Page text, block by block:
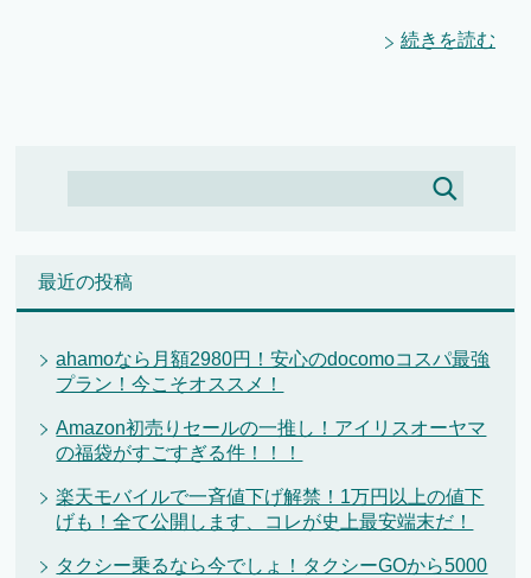
続きを読む
最近の投稿
ahamoなら月額2980円！安心のdocomoコスパ最強
プラン！今こそオススメ！
Amazon初売りセールの一推し！アイリスオーヤマ
の福袋がすごすぎる件！！！
楽天モバイルで一斉値下げ解禁！1万円以上の値下
げも！全て公開します、コレが史上最安端末だ！
タクシー乗るなら今でしょ！タクシーGOから5000